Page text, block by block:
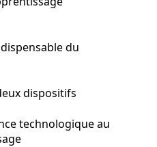
du
dispositifs
technologique au